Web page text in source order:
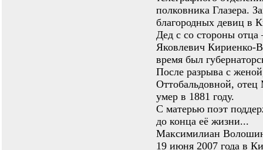
полковника Глазера.
благородных девиц в
Дед с со стороны
Яковлевич Кириенко-
время был
После разрыва с
Оттобальдовной,
умер в 1881 году.
С матерью поэт
до конца её жизни...
Максимилиан Волошин
19 июня 2007 года в